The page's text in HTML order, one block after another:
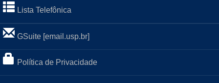
Lista Telefônica
GSuite [email.usp.br]
Política de Privacidade